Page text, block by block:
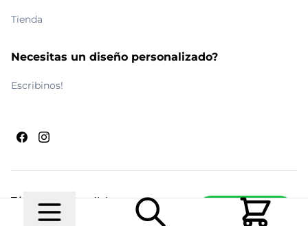
Escribinos
Tienda
Necesitas un diseño personalizado?
Escribinos!
© 2026 Maldito RamónRealizado por Ecwid de
Términos y condiciones